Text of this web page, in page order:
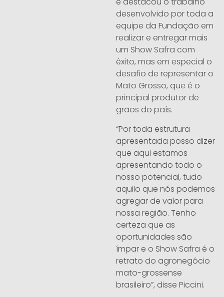
desenvolvido por toda a
equipe da Fundação em
realizar e entregar mais
um Show Safra com
êxito, mas em especial o
desafio de representar o
Mato Grosso, que é o
principal produtor de
grãos do país.
“Por toda estrutura
apresentada posso dizer
que aqui estamos
apresentando todo o
nosso potencial, tudo
aquilo que nós podemos
agregar de valor para
nossa região. Tenho
certeza que as
oportunidades são
ímpar e o Show Safra é o
retrato do agronegócio
mato-grossense
brasileiro”, disse Piccini.